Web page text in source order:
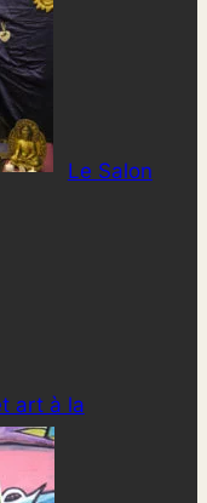
Le Salon
art à la